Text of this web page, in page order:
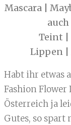
Mascara |
Teint |
Lippen |
Habt ihr etwas
Fashion Flower
Österreich ja
Gutes, so spart